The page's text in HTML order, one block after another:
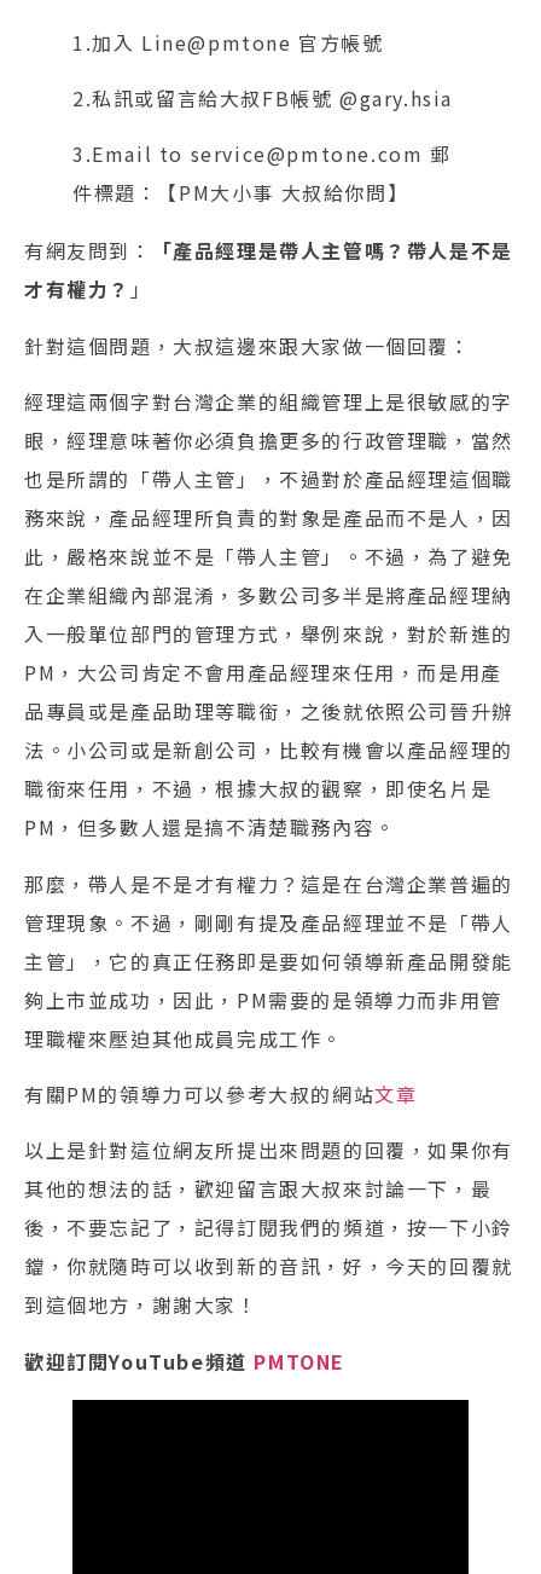
1.加入 Line@pmtone 官方帳號
2.私訊或留言給大叔FB帳號 @gary.hsia
3.Email to service@pmtone.com 郵
件標題：【PM大小事 大叔給你問】
有網友問到：
「產品經理是帶人主管嗎？帶人是不是
才有權力？ 」
針對這個問題，大叔這邊來跟大家做一個回覆：
經理這兩個字對台灣企業的組織管理上是很敏感的字
眼，經理意味著你必須負擔更多的行政管理職，當然
也是所謂的「帶人主管」，不過對於產品經理這個職
務來說，產品經理所負責的對象是產品而不是人，因
此，嚴格來說並不是「帶人主管」。不過，為了避免
在企業組織內部混淆，多數公司多半是將產品經理納
入一般單位部門的管理方式，舉例來說，對於新進的
PM，大公司肯定不會用產品經理來任用，而是用產
品專員或是產品助理等職銜，之後就依照公司晉升辦
法。小公司或是新創公司，比較有機會以產品經理的
職銜來任用，不過，根據大叔的觀察，即使名片是
PM，但多數人還是搞不清楚職務內容。
那麼，帶人是不是才有權力？這是在台灣企業普遍的
管理現象。不過，剛剛有提及產品經理並不是「帶人
主管」，它的真正任務即是要如何領導新產品開發能
夠上市並成功，因此，PM需要的是領導力而非用管
理職權來壓迫其他成員完成工作。
有關PM的領導力可以參考大叔的網站文章
以上是針對這位網友所提出來問題的回覆，如果你有
其他的想法的話，歡迎留言跟大叔來討論一下，最
後，不要忘記了，記得訂閱我們的頻道，按一下小鈴
鐺，你就隨時可以收到新的音訊，好，今天的回覆就
到這個地方，謝謝大家！
歡迎訂閱YouTube頻道 PMTONE